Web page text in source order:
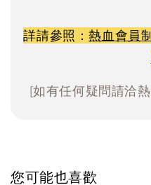
詳請參照：熱血會員
[如有任何疑問請洽
您可能也喜歡